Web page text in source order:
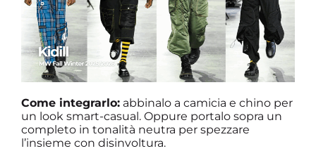
Come integrarlo: abbinalo a camicia e chino per
un look smart-casual. Oppure portalo sopra un
completo in tonalità neutra per spezzare
l’insieme con disinvoltura.